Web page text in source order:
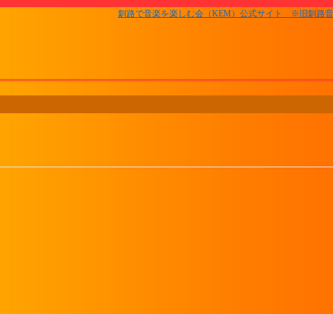
釧路で音楽を楽しむ会（KEM）公式サイト ※旧釧路